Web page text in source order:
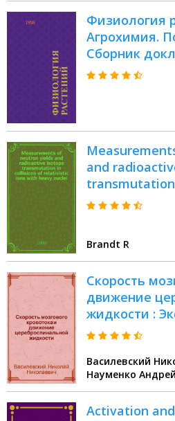
Физиология
Агрохимия.
Сборник
and
relativistic
Russia
Brandt R
Скорость
движение
жидкости :
Василевский
Науменко
Activation